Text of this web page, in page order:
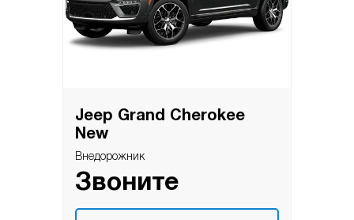
Jeep Grand Cherokee
New
Внедорожник
Звоните